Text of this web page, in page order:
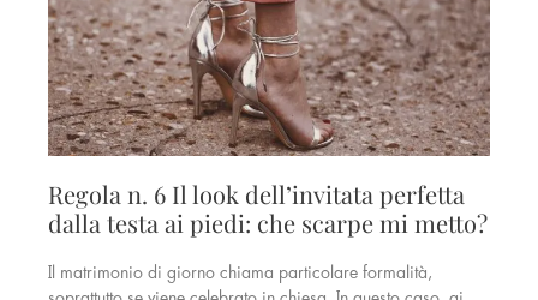
Regola n. 6 Il look dell’invitata perfetta
dalla testa ai piedi: che scarpe mi metto?
Il matrimonio di giorno chiama particolare formalità,